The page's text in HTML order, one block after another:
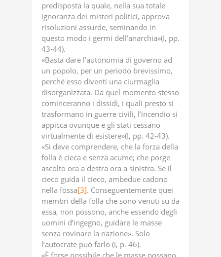
predisposta la quale, nella sua totale
ignoranza dei misteri politici, approva
risoluzioni assurde, seminando in
questo modo i germi dell’anarchia»(I, pp.
43-44).
«Basta dare l’autonomia di governo ad
un popolo, per un periodo brevissimo,
perché esso diventi una ciurmaglia
disorganizzata. Da quel momento stesso
cominceranno i dissidi, i quali presto si
trasformano in guerre civili, l’incendio si
appicca ovunque e gli stati cessano
virtualmente di esistere»(I, pp. 42-43).
«Si deve comprendere, che la forza della
folla è cieca e senza acume; che porge
ascolto ora a destra ora a sinistra. Se il
cieco guida il cieco, ambedue cadono
nella fossa[3]. Conseguentemente quei
membri della folla che sono venuti su da
essa, non possono, anche essendo degli
uomini d’ingegno, guidare le masse
senza rovinare la nazione». Solo
l’autocrate può farlo (I, p. 46).
«È forse possibile che le masse possano